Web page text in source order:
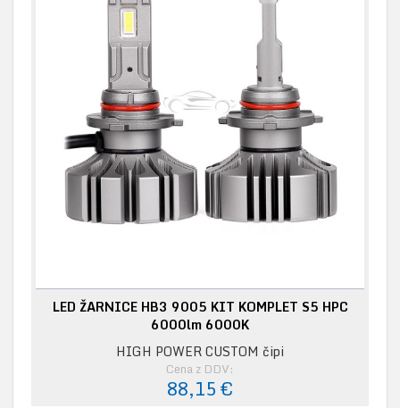
LED ŽARNICE HB3 9005 KIT KOMPLET S5 HPC
6000lm 6000K
HIGH POWER CUSTOM čipi
Cena z DDV:
88,15 €